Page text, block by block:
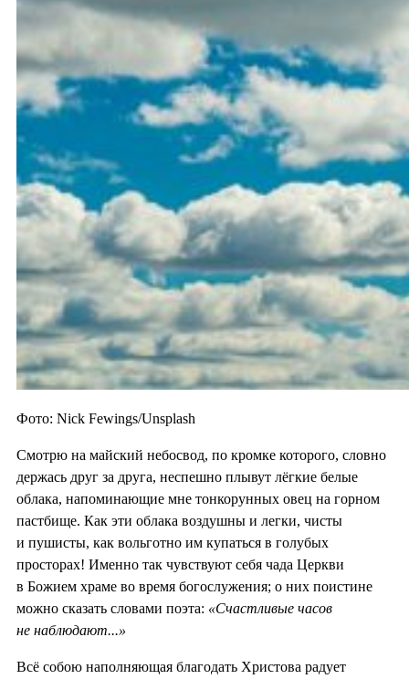
Фото: Nick Fewings/Unsplash
Смотрю на майский небосвод, по кромке которого, словно
держась друг за друга, неспешно плывут лёгкие белые
облака, напоминающие мне тонкорунных овец на горном
пастбище. Как эти облака воздушны и легки, чисты
и пушисты, как вольготно им купаться в голубых
просторах! Именно так чувствуют себя чада Церкви
в Божием храме во время богослужения; о них поистине
можно сказать словами поэта: «Счастливые часов
не наблюдают...»
Всё собою наполняющая благодать Христова радует